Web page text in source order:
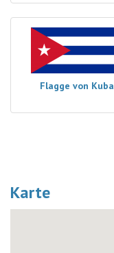
Flagge von Kuba
Karte